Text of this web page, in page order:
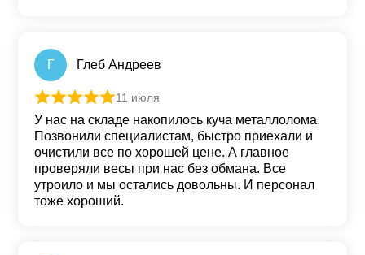
Г Глеб Андреев
Оценка
11 июля
У нас на складе накопилось куча металлолома.
Позвонили специалистам, быстро приехали и
очистили все по хорошей цене. А главное
проверяли весы при нас без обмана. Все
утроило и мы остались довольны. И персонал
тоже хороший.